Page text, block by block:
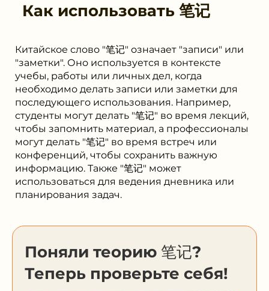
Как использовать 笔记
Китайское слово "笔记" означает "записи" или
"заметки". Оно используется в контексте
учебы, работы или личных дел, когда
необходимо делать записи или заметки для
последующего использования. Например,
студенты могут делать "笔记" во время лекций,
чтобы запомнить материал, а профессионалы
могут делать "笔记" во время встреч или
конференций, чтобы сохранить важную
информацию. Также "笔记" может
использоваться для ведения дневника или
планирования задач.
Поняли теорию 笔记?
Теперь проверьте себя!